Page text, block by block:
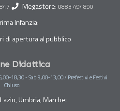
Megastore: 0883 494890
Infanzia:
di apertura al pubblico
Didattica
18,30 - Sab 9,00-13,00 / Prefestivi e Festivi
Chiuso
Umbria, Marche: